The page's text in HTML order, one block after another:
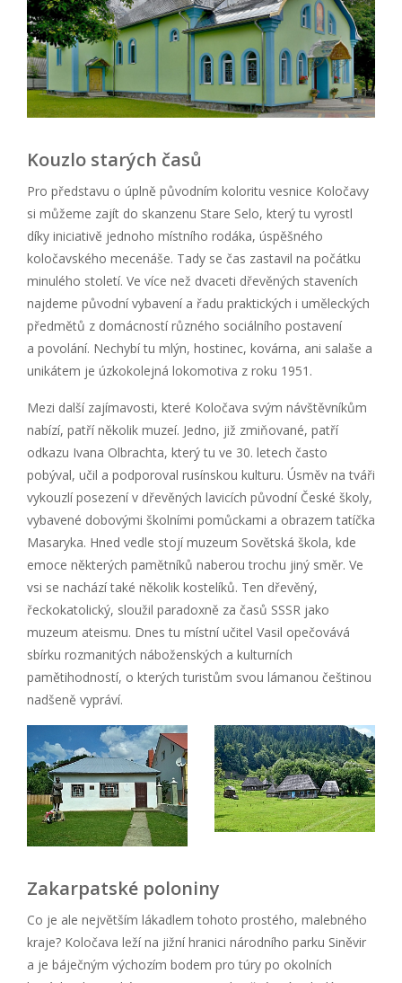
Kouzlo starých časů
Pro představu o úplně původním koloritu vesnice Koločavy
si můžeme zajít do skanzenu Stare Selo, který tu vyrostl
díky iniciativě jednoho místního rodáka, úspěšného
koločavského mecenáše. Tady se čas zastavil na počátku
minulého století. Ve více než dvaceti dřevěných staveních
najdeme původní vybavení a řadu praktických i uměleckých
předmětů z domácností různého sociálního postavení
a povolání. Nechybí tu mlýn, hostinec, kovárna, ani salaše a
unikátem je úzkokolejná lokomotiva z roku 1951.
Mezi další zajímavosti, které Koločava svým návštěvníkům
nabízí, patří několik muzeí. Jedno, již zmiňované, patří
odkazu Ivana Olbrachta, který tu ve 30. letech často
pobýval, učil a podporoval rusínskou kulturu. Úsměv na tváři
vykouzlí posezení v dřevěných lavicích původní České školy,
vybavené dobovými školními pomůckami a obrazem tatíčka
Masaryka. Hned vedle stojí muzeum Sovětská škola, kde
emoce některých pamětníků naberou trochu jiný směr. Ve
vsi se nachází také několik kostelíků. Ten dřevěný,
řeckokatolický, sloužil paradoxně za časů SSSR jako
muzeum ateismu. Dnes tu místní učitel Vasil opečovává
sbírku rozmanitých náboženských a kulturních
pamětihodností, o kterých turistům svou lámanou češtinou
nadšeně vypráví.
Zakarpatské poloniny
Co je ale největším lákadlem tohoto prostého, malebného
kraje? Koločava leží na jižní hranici národního parku Siněvir
a je báječným výchozím bodem pro túry po okolních